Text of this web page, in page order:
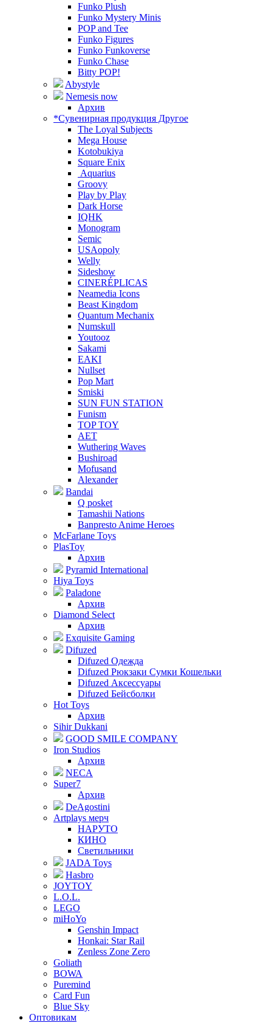
Funko Plush
Funko Mystery Minis
POP and Tee
Funko Figures
Funko Funkoverse
Funko Chase
Bitty POP!
Abystyle
Nemesis now
Архив
*Сувенирная продукция Другое
The Loyal Subjects
Mega House
Kotobukiya
Square Enix
Aquarius
Groovy
Play by Play
Dark Horse
IQHK
Monogram
Semic
USAopoly
Welly
Sideshow
CINERÉPLICAS
Neamedia Icons
Beast Kingdom
Quantum Mechanix
Numskull
Youtooz
Sakami
EAKI
Nullset
Pop Mart
Smiski
SUN FUN STATION
Funism
TOP TOY
AET
Wuthering Waves
Bushiroad
Mofusand
Alexander
Bandai
Q posket
Tamashii Nations
Banpresto Anime Heroes
McFarlane Toys
PlasToy
Архив
Pyramid International
Hiya Toys
Paladone
Архив
Diamond Select
Архив
Exquisite Gaming
Difuzed
Difuzed Одежда
Difuzed Рюкзаки Сумки Кошельки
Difuzed Аксессуары
Difuzed Бейсболки
Hot Toys
Архив
Sihir Dukkani
GOOD SMILE COMPANY
Iron Studios
Архив
NECA
Super7
Архив
DeAgostini
Artplays мерч
НАРУТО
КИНО
Светильники
JADA Toys
Hasbro
JOYTOY
L.O.L.
LEGO
miHoYo
Genshin Impact
Honkai: Star Rail
Zenless Zone Zero
Goliath
BOWA
Puremind
Card Fun
Blue Sky
Оптовикам